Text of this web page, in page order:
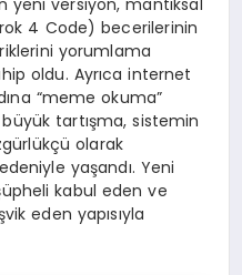
yeni versiyon, mantıksal
4 Code) becerilerinin
yorumlama
oldu. Ayrıca internet
“meme okuma”
tartışma, sistemin
olarak
yaşandı. Yeni
kabul eden ve
eden yapısıyla